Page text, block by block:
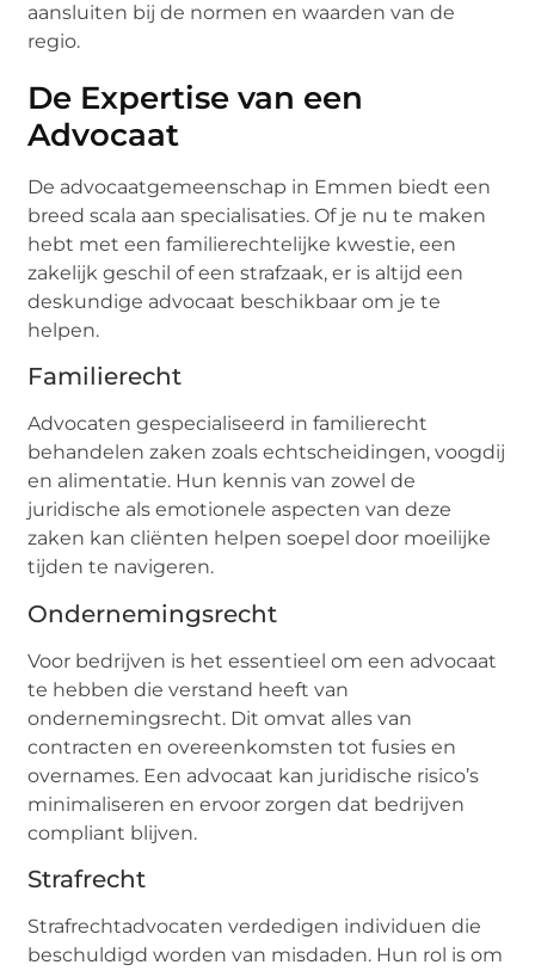
aansluiten bij de normen en waarden van de
regio.
De Expertise van een
Advocaat
De advocaatgemeenschap in Emmen biedt een
breed scala aan specialisaties. Of je nu te maken
hebt met een familierechtelijke kwestie, een
zakelijk geschil of een strafzaak, er is altijd een
deskundige advocaat beschikbaar om je te
helpen.
Familierecht
Advocaten gespecialiseerd in familierecht
behandelen zaken zoals echtscheidingen, voogdij
en alimentatie. Hun kennis van zowel de
juridische als emotionele aspecten van deze
zaken kan cliënten helpen soepel door moeilijke
tijden te navigeren.
Ondernemingsrecht
Voor bedrijven is het essentieel om een advocaat
te hebben die verstand heeft van
ondernemingsrecht. Dit omvat alles van
contracten en overeenkomsten tot fusies en
overnames. Een advocaat kan juridische risico’s
minimaliseren en ervoor zorgen dat bedrijven
compliant blijven.
Strafrecht
Strafrechtadvocaten verdedigen individuen die
beschuldigd worden van misdaden. Hun rol is om